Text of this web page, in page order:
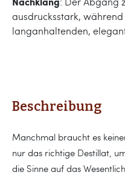
ausdrucksstark,
langanhaltenden,
Beschreibung
Manchmal braucht es
nur das richtige Destillat,
die Sinne auf das